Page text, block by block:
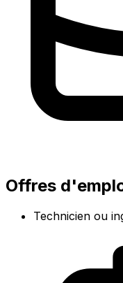
Offres
Technicien ou